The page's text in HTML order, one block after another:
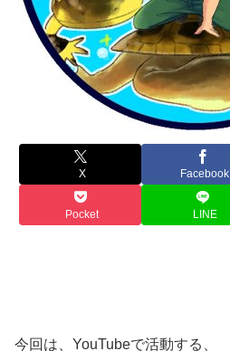
X Facebook
Pocket LINE
今回は、YouTubeで活動する、